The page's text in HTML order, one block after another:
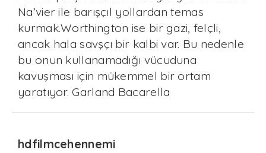
Na’vier ile barışçıl yollardan temas
kurmak.Worthington ise bir gazi, felçli,
ancak hala savşçı bir kalbi var. Bu nedenle
bu onun kullanamadığı vücuduna
kavuşması için mükemmel bir ortam
yaratıyor. Garland Bacarella
hdfilmcehennemi